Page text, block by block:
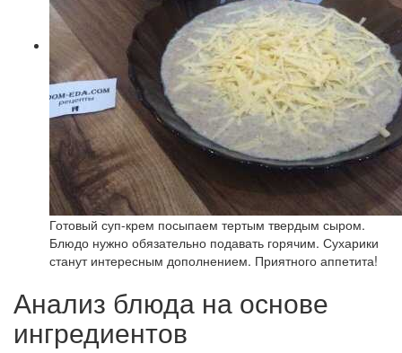
Готовый суп-крем посыпаем тертым твердым сыром.
Блюдо нужно обязательно подавать горячим. Сухарики
станут интересным дополнением. Приятного аппетита!
Анализ блюда на основе
ингредиентов